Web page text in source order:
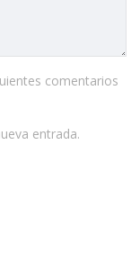
comentarios
entrada.